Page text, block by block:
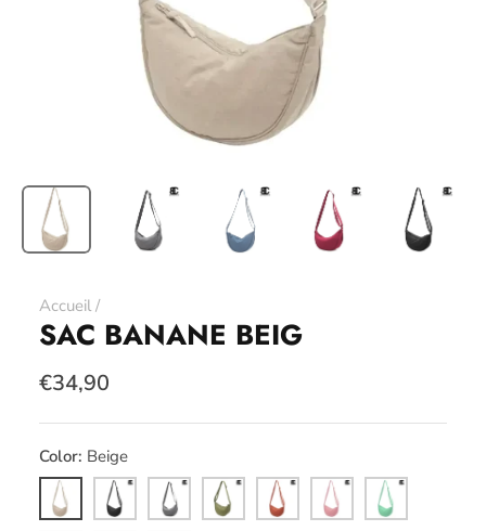
Accueil /
SAC BANANE BEIG
€34,90
Color Beige
Beige
Noir Gris
Vert
clair
Orange Rose Vert